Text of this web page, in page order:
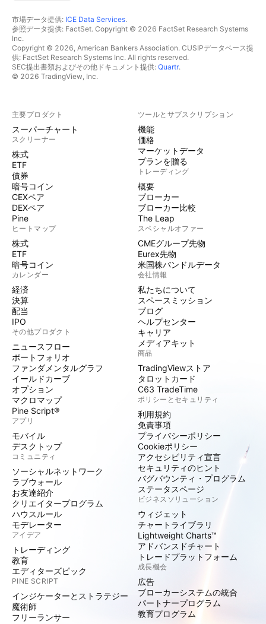
市場データ提供: ICE Data Services.
参照データ提供: FactSet. Copyright © 2026 FactSet Research Systems
Inc.
Copyright © 2026, American Bankers Association. CUSIPデータベース提
供: FactSet Research Systems Inc. All rights reserved.
SEC提出書類およびその他ドキュメント提供: Quartr.
© 2026 TradingView, Inc.
主要プロダクト
スーパーチャート
スクリーナー
株式
ETF
債券
暗号コイン
CEXペア
DEXペア
Pine
ヒートマップ
株式
ETF
暗号コイン
カレンダー
経済
決算
配当
IPO
その他プロダクト
ニュースフロー
ポートフォリオ
ファンダメンタルグラフ
イールドカーブ
オプション
マクロマップ
Pine Script®
アプリ
モバイル
デスクトップ
コミュニティ
ソーシャルネットワーク
ラブウォール
お友達紹介
クリエイタープログラム
ハウスルール
モデレーター
アイデア
トレーディング
教育
エディターズピック
PINE SCRIPT
インジケーターとストラテジー
魔術師
フリーランサー
ツールとサブスクリプション
機能
価格
マーケットデータ
プランを贈る
トレーディング
概要
ブローカー
ブローカー比較
The Leap
スペシャルオファー
CMEグループ先物
Eurex先物
米国株バンドルデータ
会社情報
私たちについて
スペースミッション
ブログ
ヘルプセンター
キャリア
メディアキット
商品
TradingViewストア
タロットカード
C63 TradeTime
ポリシーとセキュリティ
利用規約
免責事項
プライバシーポリシー
Cookieポリシー
アクセシビリティ宣言
セキュリティのヒント
バグバウンティ・プログラム
ステータスページ
ビジネスソリューション
ウィジェット
チャートライブラリ
Lightweight Charts™
アドバンスドチャート
トレードプラットフォーム
成長機会
広告
ブローカーシステムの統合
パートナープログラム
教育プログラム